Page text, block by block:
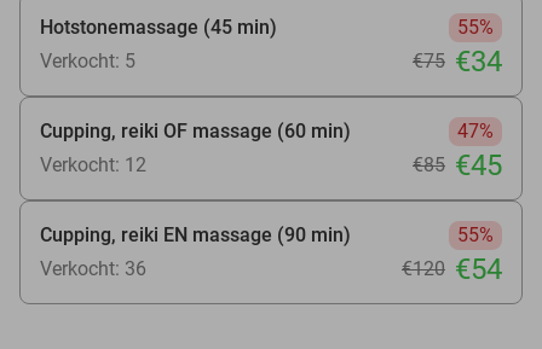
Hotstonemassage (45 min)
55%
Verkocht: 5
€75 €34
Cupping, reiki OF massage (60 min)
47%
Verkocht: 12
€85 €45
Cupping, reiki EN massage (90 min)
55%
Verkocht: 36
€120 €54